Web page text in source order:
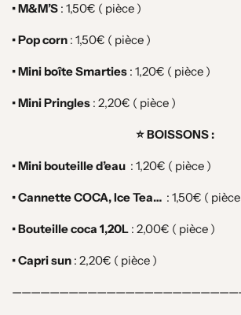
• M&M’S : 1,50€ ( pièce )
• Pop corn : 1,50€ ( pièce )
• Mini boîte Smarties : 1,20€ ( pièce )
• Mini Pringles : 2,20€ ( pièce )
⭐️ BOISSONS :
• Mini bouteille d’eau : 1,20€ ( pièce )
• Cannette COCA, Ice Tea… : 1,50€ (
• Bouteille coca 1,20L : 2,00€ ( pièce )
• Capri sun : 2,20€ ( pièce )